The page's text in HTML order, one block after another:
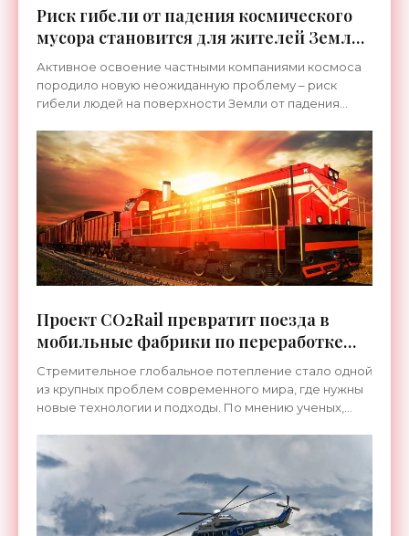
Риск гибели от падения космического
мусора становится для жителей Земли
реальностью - «Космос»
Активное освоение частными компаниями космоса
породило новую неожиданную проблему – риск
гибели людей на поверхности Земли от падения
числа
Проект CO2Rail превратит поезда в
мобильные фабрики по переработке
углексилого газа - «Технологии»
Стремительное глобальное потепление стало одной
из крупных проблем современного мира, где нужны
новые технологии и подходы. По мнению ученых,